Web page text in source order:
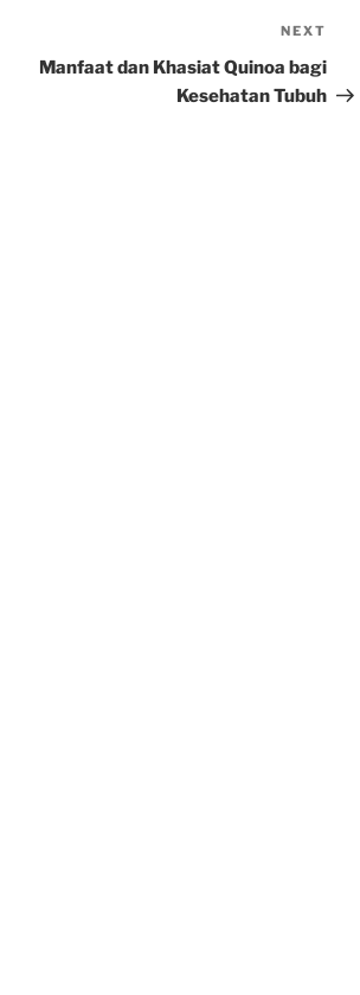
Post
NEXT
Manfaat dan Khasiat Quinoa bagi
Kesehatan Tubuh